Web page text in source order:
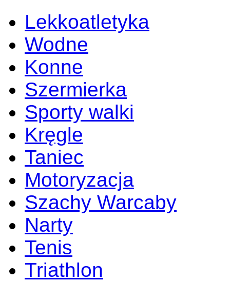
Lekkoatletyka
Wodne
Konne
Szermierka
Sporty walki
Kręgle
Taniec
Motoryzacja
Szachy Warcaby
Narty
Tenis
Triathlon